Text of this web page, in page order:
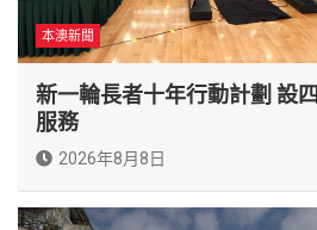
本澳新聞
新一輪長者十年行動計劃 設
服務
2026年8月8日